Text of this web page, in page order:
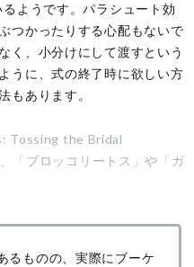
ようです。パラシュート効
つかったりする心配もないで
く、小分けにして渡すという
うに、式の終了時に欲しい方
もあります。
Tossing the Bridal
「ブロッコリートス」や「ガ
るものの、実際にブーケ